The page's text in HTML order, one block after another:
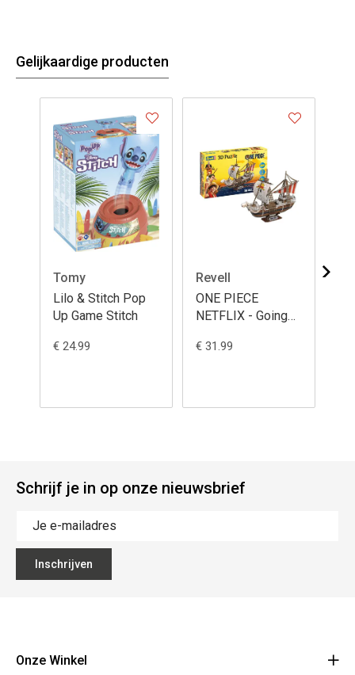
Gelijkaardige producten
Tomy
Lilo & Stitch Pop
Up Game Stitch
€ 24.99
Revell
ONE PIECE
NETFLIX - Going
112pcs
€ 31.99
Schrijf je in op onze nieuwsbrief
Inschrijven
Onze Winkel